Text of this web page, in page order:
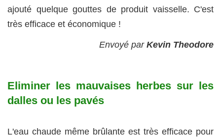
ajouté quelque gouttes de produit vaisselle. C'est
très efficace et économique !
Envoyé par Kevin Theodore
Eliminer les mauvaises herbes sur les
dalles ou les pavés
L'eau chaude même brûlante est très efficace pour